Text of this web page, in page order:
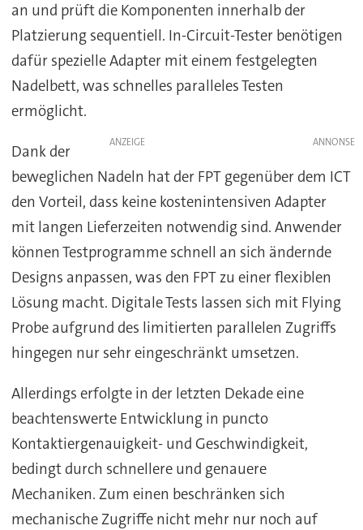
an und prüft die Komponenten innerhalb der
Platzierung sequentiell. In-Circuit-Tester benötigen
dafür spezielle Adapter mit einem festgelegten
Nadelbett, was schnelles paralleles Testen
ermöglicht.
ANZEIGE
Dank der
beweglichen Nadeln hat der FPT gegenüber dem ICT
den Vorteil, dass keine kostenintensiven Adapter
mit langen Lieferzeiten notwendig sind. Anwender
können Testprogramme schnell an sich ändernde
Designs anpassen, was den FPT zu einer flexiblen
Lösung macht. Digitale Tests lassen sich mit Flying
Probe aufgrund des limitierten parallelen Zugriffs
hingegen nur sehr eingeschränkt umsetzen.
Allerdings erfolgte in der letzten Dekade eine
beachtenswerte Entwicklung in puncto
Kontaktiergenauigkeit- und Geschwindigkeit,
bedingt durch schnellere und genauere
Mechaniken. Zum einen beschränken sich
mechanische Zugriffe nicht mehr nur noch auf